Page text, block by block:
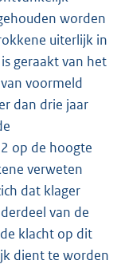
worden
uiterlijk in
geraakt van het
voormeld
dan drie jaar
op de hoogte
verweten
dat klager
van de
klacht op dit
dient te worden